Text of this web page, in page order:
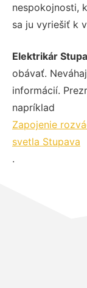
nespokojnosti,
sa ju vyriešiť k
Elektrikár
obávať.
informácií.
napríklad
Zapojenie
svetla Stupava
.